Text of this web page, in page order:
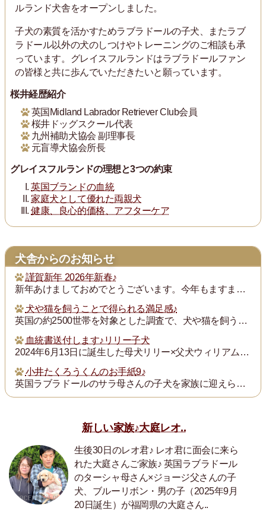
ルランド犬舎をオープンしました。
子犬の素質を活かすためラブラドールの子犬、またラブ
ラドール以外の犬のしつけやトレーニングのご相談も承
っています。グレイスフルランドはラブラドールファン
の皆様と共に歩んでいただきたいと願っています。
桜井経歴紹介
英国Midland Labrador Retriever Club会員
桜井ドッグスクール代表
九州補助犬協会 副理事長
元盲導犬協会所長
グレイスフルランドの理想と3つの約束
英国ブランドの血統
家庭犬として優れた両親犬
健康、良心的価格、アフターケア
犬舎からのお知らせ
謹賀新年 2026年新春♪
新年あけましておめでとうございます。今年もますます御健勝のこととお慶び申し上げます。また昨年は格別のご厚誼にあずかり、厚く御礼申し上げます。
犬や猫を飼うことで得られる満足感♪
英国の約2500世帯を対象とした調査で、犬や猫を飼うことで得られる満足度は、年収が7万ポンド（約1300万円）増えるのと同じとされたそうです。犬猫を飼っている人...
血統書送付します♪リリー子犬
2024年6月13日に誕生した母犬リリー×父犬ウィリアム子犬のの血統書を飼い主の皆様にお送りいたします。
小井たくろうくんのお手紙9♪
英国ラブラドールのサラ母さんの子犬を家族に迎えられた三重県の小井様は、子犬を「たくろう」と名付け楽しく暮らしておられます。このたび小井様からお写真とお手紙をいた...
新しい家族♪大庭レオ..
生後30日のレオ君♪ レオ君に面会に来ら
れた大庭さんご家族♪ 英国ラブラドール
のターシャ母さん×ジョージ父さんの子
犬、ブルーリボン・男の子（2025年9月
20日誕生）が福岡県の大庭さん..